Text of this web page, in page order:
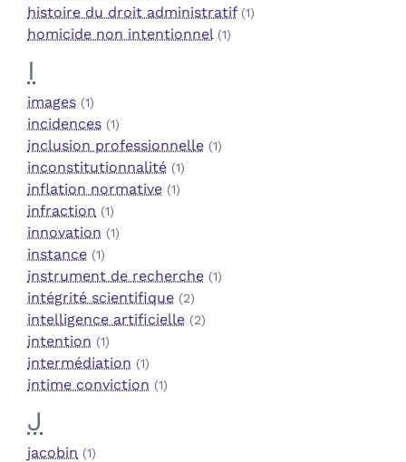
histoire du droit administratif (1)
homicide non intentionnel (1)
I
images (1)
incidences (1)
inclusion professionnelle (1)
inconstitutionnalité (1)
inflation normative (1)
infraction (1)
innovation (1)
instance (1)
instrument de recherche (1)
intégrité scientifique (2)
intelligence artificielle (2)
intention (1)
intermédiation (1)
intime conviction (1)
J
jacobin (1)